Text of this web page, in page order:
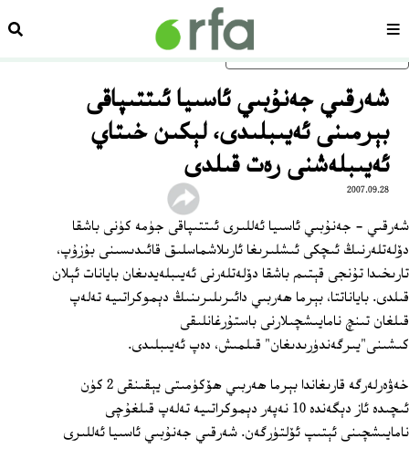
ئاساسلىق مەزمۇنغا ئاتلاڭسەھىپە
شەرقىي جەنۇبىي ئاسىيا ئىتتىپاقى
بېرمىنى ئەيىبلىدى، لېكىن خىتاي
ئەيىبلەشنى رەت قىلدى
2007.09.28
شەرقىي - جەنۇبىي ئاسىيا ئەللىرى ئىتتىپاقى جۈمە كۈنى باشقا
دۆلەتلەرنىڭ ئىچكى ئىشلىرىغا ئارىلاشماسلىق قائىدىسىنى بۇزۇپ،
تارىخىدا تۇنجى قېتىم باشقا دۆلەتلەرنى ئەيىبلەيدىغان بايانات ئېلان
قىلدى. باياناتتا، بېرما ھەربىي دائىرىلىرىنىڭ دېموكراتىيە تەلەپ
قىلغان تىنچ نامايىشچىلارنى باستۇرغانلىقى
كىشىنى"يىرگەندۈرىدىغان" قىلمىش، دەپ ئەيىبلىدى.
خەۋەرلەرگە قارىغاندا بېرما ھەربىي ھۆكۈمىتى يېقىنقى 2 كۈن
ئىچىدە ئاز دېگەندە 10 نەپەر دېموكراتىيە تەلەپ قىلغۇچى
نامايىشچىنى ئېتىپ ئۆلتۈرگەن. شەرقىي جەنۇبىي ئاسىيا ئەللىرى